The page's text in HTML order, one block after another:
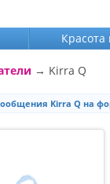
Красота
→ Kirra Q
Kirra Q на